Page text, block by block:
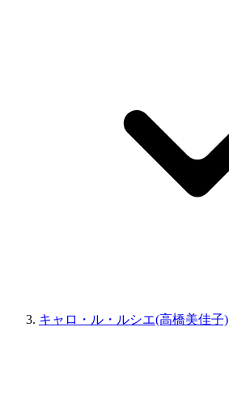
キャロ・ル・ルシエ(高橋美佳子)